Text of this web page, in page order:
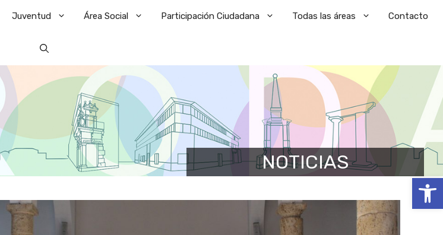
Abrir
Juventud Área Social Participación Ciudadana Todas las áreas Contacto
NOTICIAS